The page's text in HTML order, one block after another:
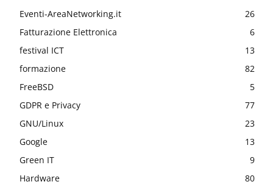
Eventi-AreaNetworking.it
26
Fatturazione Elettronica
6
festival ICT
13
formazione
82
FreeBSD
5
GDPR e Privacy
77
GNU/Linux
23
Google
13
Green IT
9
Hardware
80